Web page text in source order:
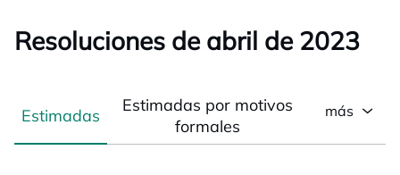
Resoluciones de abril de 2023
Estimadas
Estimadas por motivos
formales
más